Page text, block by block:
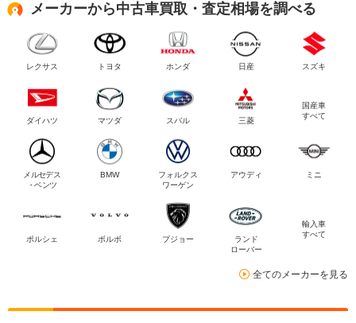
メーカーから中古車買取・査定相場を調べる
レクサス トヨタ ホンダ 日産 スズキ
ダイハツ マツダ スバル 三菱
国産車
すべて
メルセデス
・ベンツ
BMW
フォルクス
ワーゲン
アウディ ミニ
ポルシェ ボルボ プジョー
ランド
ローバー
輸入車
すべて
全てのメーカーを見る